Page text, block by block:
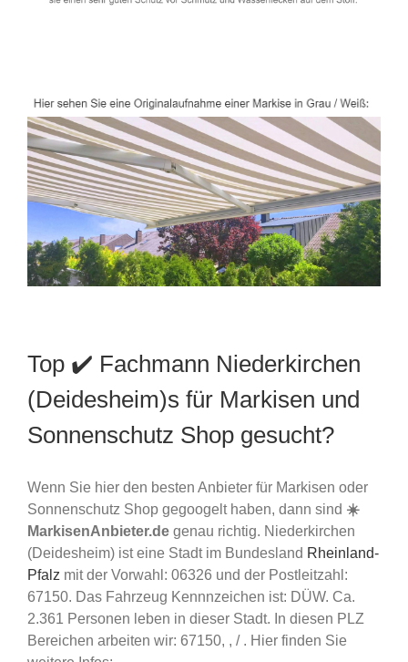
Top ✔️ Fachmann Niederkirchen
(Deidesheim)s für Markisen und
Sonnenschutz Shop gesucht?
Wenn Sie hier den besten Anbieter für Markisen oder
Sonnenschutz Shop gegoogelt haben, dann sind ☀️
MarkisenAnbieter.de genau richtig. Niederkirchen
(Deidesheim) ist eine Stadt im Bundesland Rheinland-
Pfalz mit der Vorwahl: 06326 und der Postleitzahl:
67150. Das Fahrzeug Kennnzeichen ist: DÜW. Ca.
2.361 Personen leben in dieser Stadt. In diesen PLZ
Bereichen arbeiten wir: 67150, , / . Hier finden Sie